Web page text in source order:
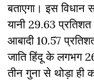
बताएगा। इस विधान
यानी 29.63
आबादी 10.57
जाति हिंदू के लगभग
तीन गुना से थोड़ा ही